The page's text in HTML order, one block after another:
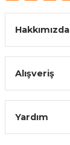
Hakkımızda
Alışveriş
Yardım